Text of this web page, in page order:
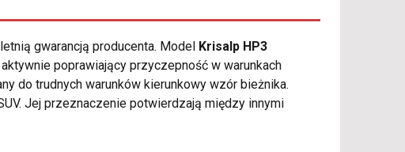
gwarancją producenta. Model Krisalp HP3
poprawiający przyczepność w warunkach
do trudnych warunków kierunkowy wzór bieżnika.
Jej przeznaczenie potwierdzają między innymi